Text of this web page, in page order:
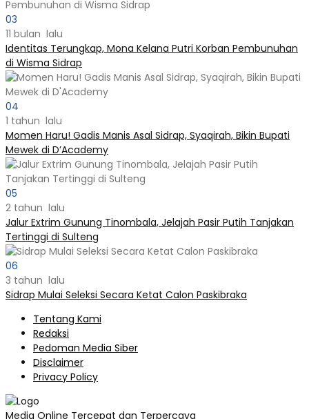
03
11 bulan lalu
Identitas Terungkap, Mona Kelana Putri Korban Pembunuhan
di Wisma Sidrap
04
1 tahun lalu
Momen Haru! Gadis Manis Asal Sidrap, Syaqirah, Bikin Bupati
Mewek di D’Academy​
05
2 tahun lalu
Jalur Extrim Gunung Tinombala, Jelajah Pasir Putih Tanjakan
Tertinggi di Sulteng
06
3 tahun lalu
Sidrap Mulai Seleksi Secara Ketat Calon Paskibraka
Tentang Kami
Redaksi
Pedoman Media Siber
Disclaimer
Privacy Policy
Media Online Tercepat dan Terpercaya